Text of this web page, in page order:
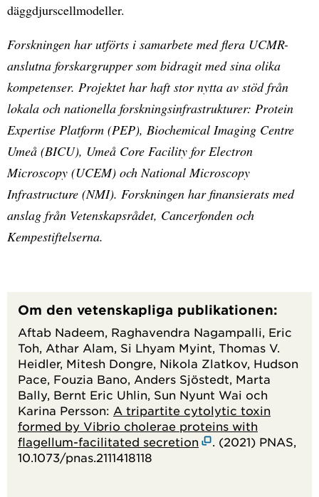
däggdjurscellmodeller.
Forskningen har utförts i samarbete med flera UCMR-
anslutna forskargrupper som bidragit med sina olika
kompetenser. Projektet har haft stor nytta av stöd från
lokala och nationella forskningsinfrastrukturer: Protein
Expertise Platform (PEP), Biochemical Imaging Centre
Umeå (BICU), Umeå Core Facility for Electron
Microscopy (UCEM) och National Microscopy
Infrastructure (NMI). Forskningen har finansierats med
anslag från Vetenskapsrådet, Cancerfonden och
Kempestiftelserna.
Om den vetenskapliga publikationen:
Aftab Nadeem, Raghavendra Nagampalli, Eric
Toh, Athar Alam, Si Lhyam Myint, Thomas V.
Heidler, Mitesh Dongre, Nikola Zlatkov, Hudson
Pace, Fouzia Bano, Anders Sjöstedt, Marta
Bally, Bernt Eric Uhlin, Sun Nyunt Wai och
Karina Persson: A tripartite cytolytic toxin
formed by Vibrio cholerae proteins with
flagellum-facilitated secretion
. (2021) PNAS,
10.1073/pnas.2111418118